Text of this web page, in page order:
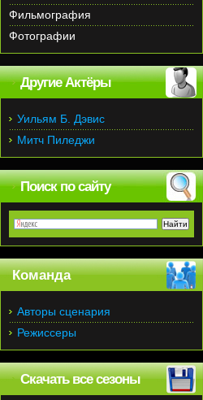
Фильмография
Фотографии
Другие Актёры
Уильям Б. Дэвис
Митч Пиледжи
Поиск по сайту
Команда
Авторы сценария
Режиссеры
Скачать все сезоны